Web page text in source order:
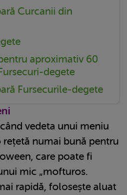
Curcanii din
aproximativ 60
degete
Fursecurile-degete
vedeta unui meniu
rețetă numai bună pentru
care poate fi
mic „mofturos.
rapidă, folosește aluat